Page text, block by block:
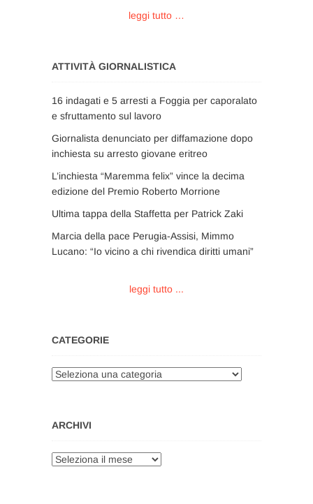
leggi tutto …
ATTIVITÀ GIORNALISTICA
16 indagati e 5 arresti a Foggia per caporalato
e sfruttamento sul lavoro
Giornalista denunciato per diffamazione dopo
inchiesta su arresto giovane eritreo
L’inchiesta “Maremma felix” vince la decima
edizione del Premio Roberto Morrione
Ultima tappa della Staffetta per Patrick Zaki
Marcia della pace Perugia-Assisi, Mimmo
Lucano: “Io vicino a chi rivendica diritti umani”
leggi tutto ...
CATEGORIE
Categorie
ARCHIVI
Archivi